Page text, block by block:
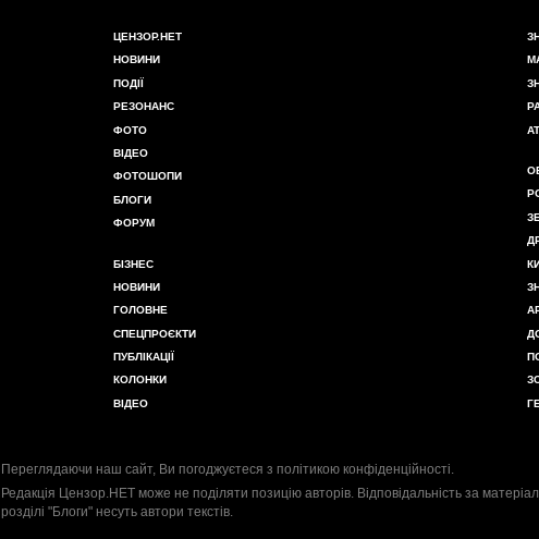
ЦЕНЗОР.НЕТ
НОВИНИ
ПОДІЇ
РЕЗОНАНС
ФОТО
ВІДЕО
ФОТОШОПИ
БЛОГИ
ФОРУМ
БІЗНЕС
НОВИНИ
ГОЛОВНЕ
СПЕЦПРОЄКТИ
ПУБЛІКАЦІЇ
КОЛОНКИ
ВІДЕО
Переглядаючи наш сайт, Ви погоджуєтеся з політикою конфіденційності.
Редакція Цензор.НЕТ може не поділяти позицію авторів. Відповідальність за
розділі "Блоги" несуть автори текстів.